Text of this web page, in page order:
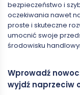
bezpieczeństwo i
oczekiwania nawet
proste i skuteczne
umocnić swoje
środowisku
Wprowadź
wyjdź naprzeciw